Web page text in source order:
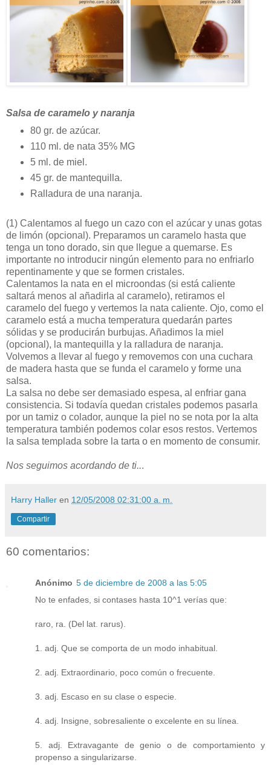
Salsa de caramelo y naranja
80 gr. de azúcar.
110 ml. de nata 35% MG
5 ml. de miel.
45 gr. de mantequilla.
Ralladura de una naranja.
(1) Calentamos al fuego un cazo con el azúcar y unas gotas
de limón (opcional). Preparamos un caramelo hasta que
tenga un tono dorado, sin que llegue a quemarse. Es
importante no introducir ningún elemento para no enfriarlo
repentinamente y que se formen cristales.
Calentamos la nata en el microondas (si está caliente
saltará menos al añadirla al caramelo), retiramos el
caramelo del fuego y vertemos la nata caliente. Ojo, como el
caramelo está a mucha temperatura quedarán partes
sólidas y se producirán burbujas. Añadimos la miel
(opcional), la mantequilla y la ralladura de naranja.
Volvemos a llevar al fuego y removemos con una cuchara
de madera hasta que se funda el caramelo y forme una
salsa.
La salsa no debe ser demasiado espesa, al enfriar gana
consistencia. Si todavía quedan cristales podemos pasarla
por un tamiz o colador, aunque la piel no se nota por la alta
temperatura también podemos colar esos restos. Vertemos
la salsa templada sobre la tarta o en momento de consumir.
Nos seguimos acordando de ti...
Harry Haller en 12/05/2008 02:31:00 a. m.
Compartir
60 comentarios:
Anónimo 5 de diciembre de 2008 a las 5:05
No te enfades, si contases hasta 10^1 verías que:
raro, ra. (Del lat. rarus).
1. adj. Que se comporta de un modo inhabitual.
2. adj. Extraordinario, poco común o frecuente.
3. adj. Escaso en su clase o especie.
4. adj. Insigne, sobresaliente o excelente en su línea.
5. adj. Extravagante de genio o de comportamiento y
propenso a singularizarse.